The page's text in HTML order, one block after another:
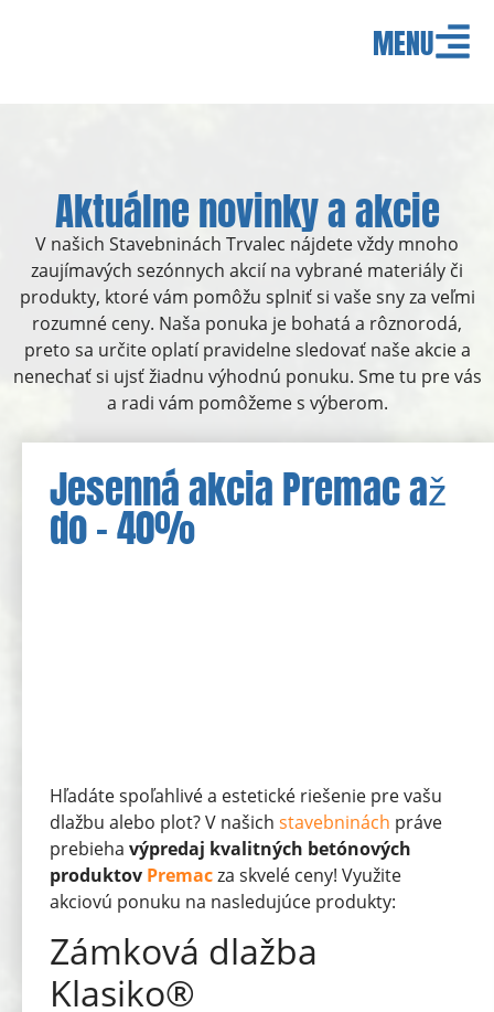
MENU
Aktuálne novinky a akcie
V našich Stavebninách Trvalec nájdete vždy mnoho
zaujímavých sezónnych akcií na vybrané materiály či
produkty, ktoré vám pomôžu splniť si vaše sny za veľmi
rozumné ceny. Naša ponuka je bohatá a rôznorodá,
preto sa určite oplatí pravidelne sledovať naše akcie a
nenechať si ujsť žiadnu výhodnú ponuku. Sme tu pre vás
a radi vám pomôžeme s výberom.
Jesenná akcia Premac až
do – 40%
Hľadáte spoľahlivé a estetické riešenie pre vašu
dlažbu alebo plot? V našich stavebninách práve
prebieha výpredaj kvalitných betónových
produktov Premacza skvelé ceny! Využite
akciovú ponuku na nasledujúce produkty:
Zámková dlažba
Klasiko®